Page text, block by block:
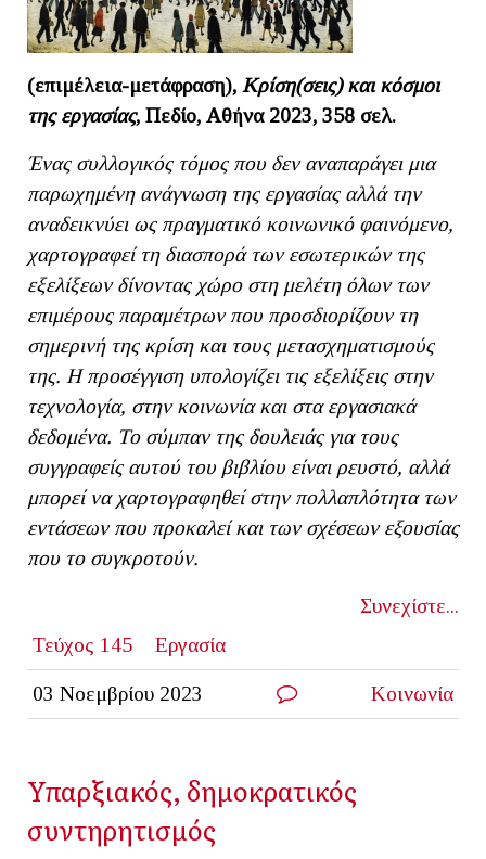
(επιμέλεια-μετάφραση), Κρίση(σεις) και κόσμοι
της εργασίας, Πεδίο, Αθήνα 2023, 358 σελ.
Ένας συλλογικός τόμος που δεν αναπαράγει μια
παρωχημένη ανάγνωση της εργασίας αλλά την
αναδεικνύει ως πραγματικό κοινωνικό φαινόμενο,
χαρτογραφεί τη διασπορά των εσωτερικών της
εξελίξεων δίνοντας χώρο στη μελέτη όλων των
επιμέρους παραμέτρων που προσδιορίζουν τη
σημερινή της κρίση και τους μετασχηματισμούς
της. Η προσέγγιση υπολογίζει τις εξελίξεις στην
τεχνολογία, στην κοινωνία και στα εργασιακά
δεδομένα. Το σύμπαν της δουλειάς για τους
συγγραφείς αυτού του βιβλίου είναι ρευστό, αλλά
μπορεί να χαρτογραφηθεί στην πολλαπλότητα των
εντάσεων που προκαλεί και των σχέσεων εξουσίας
που το συγκροτούν.
Συνεχίστε...
Τεύχος 145
Εργασία
03 Νοεμβρίου 2023 Κοινωνία
Υπαρξιακός, δημοκρατικός
συντηρητισμός